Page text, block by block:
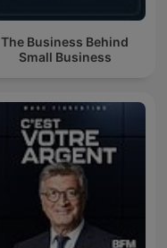
The Business Behind
Small Business